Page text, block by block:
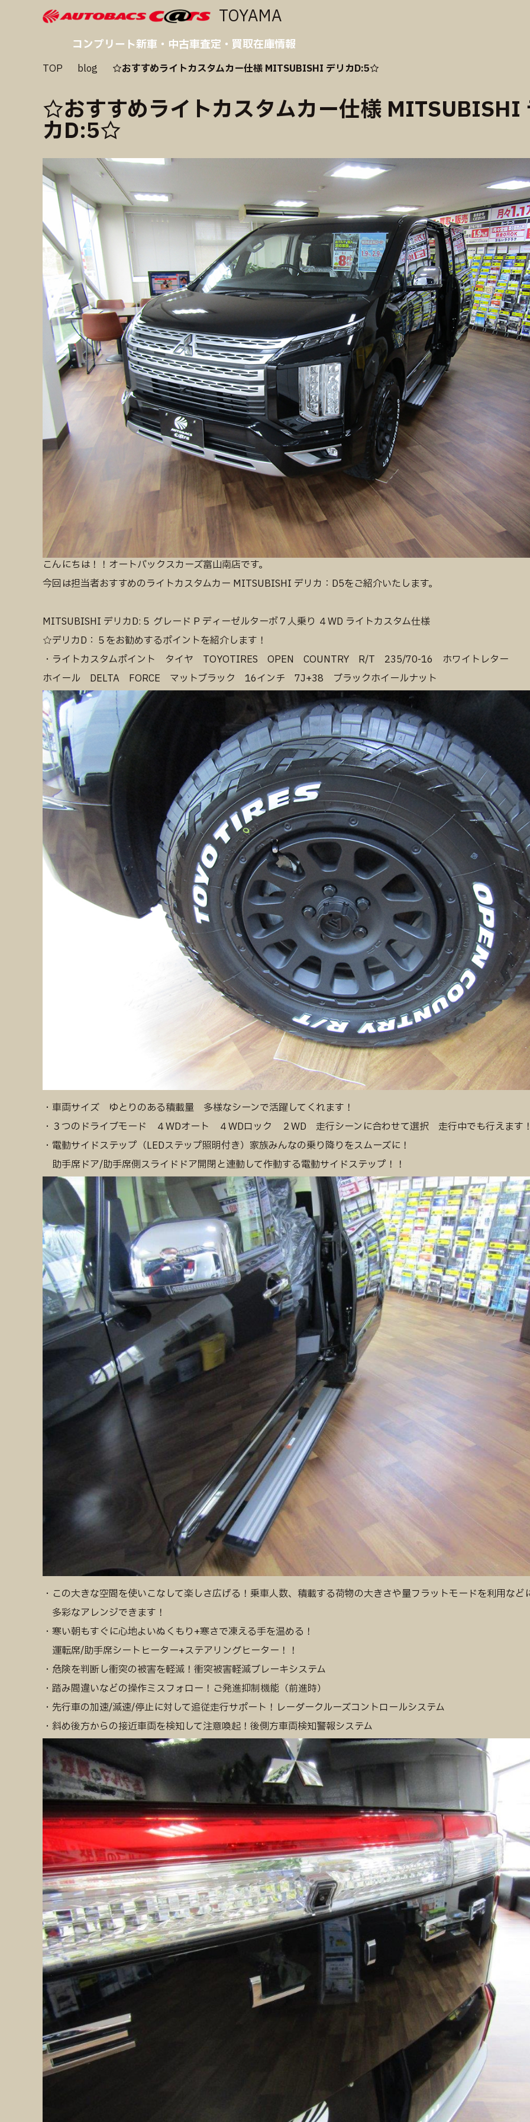
TOYAMA
コンプリート新車・中古車査定・買取在庫情報
TOP blog ☆おすすめライトカスタムカー仕様 MITSUBISHI デリカD:5☆
☆おすすめライトカスタムカー仕様 MITSUBISHI
カD:5☆
こんにちは！！オートバックスカーズ富山南店です。
今回は担当者おすすめのライトカスタムカー MITSUBISHI デリカ：D5をご紹介いたします。
MITSUBISHI デリカD:５ グレード P ディーゼルターボ７人乗り ４WD ライトカスタム仕様
☆デリカD：５をお勧めするポイントを紹介します！
・ライトカスタムポイント タイヤ TOYOTIRES OPEN COUNTRY R/T 235/70-16 ホワイトレター
ホイール DELTA FORCE マットブラック 16インチ 7J+38 ブラックホイールナット
・車両サイズ ゆとりのある積載量 多様なシーンで活躍してくれます！
・３つのドライブモード ４WDオート ４WDロック ２WD 走行シーンに合わせて選択 走行中でも行えます
・電動サイドステップ（LEDステップ照明付き）家族みんなの乗り降りをスムーズに！
助手席ドア/助手席側スライドドア開閉と連動して作動する電動サイドステップ！！
・この大きな空間を使いこなして楽しさ広げる！乗車人数、積載する荷物の大きさや量フラットモードを利用など
多彩なアレンジできます！
・寒い朝もすぐに心地よいぬくもり+寒さで凍える手を温める！
運転席/助手席シートヒーター+ステアリングヒーター！！
・危険を判断し衝突の被害を軽減！衝突被害軽減ブレーキシステム
・踏み間違いなどの操作ミスフォロー！ご発進抑制機能（前進時）
・先行車の加速/減速/停止に対して追従走行サポート！レーダークルーズコントロールシステム
・斜め後方からの接近車両を検知して注意喚起！後側方車両検知警報システム